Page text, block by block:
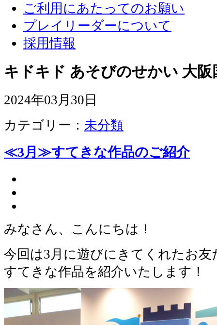
ご利用にあたってのお願い
プレイリーダーについて
採用情報
キドキド あそびのせかい 大
2024年03月30日
カテゴリー： 未分類
≪3月≫すてきな作品のご紹介
みなさん、こんにちは！
今回は3月に遊びにきてくれたお
すてきな作品を紹介いたします！